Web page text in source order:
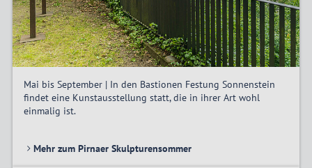
Mai bis September | In den Bastionen Festung Sonnenstein
findet eine Kunstausstellung statt, die in ihrer Art wohl
einmalig ist.
Mehr zum Pirnaer Skulpturensommer